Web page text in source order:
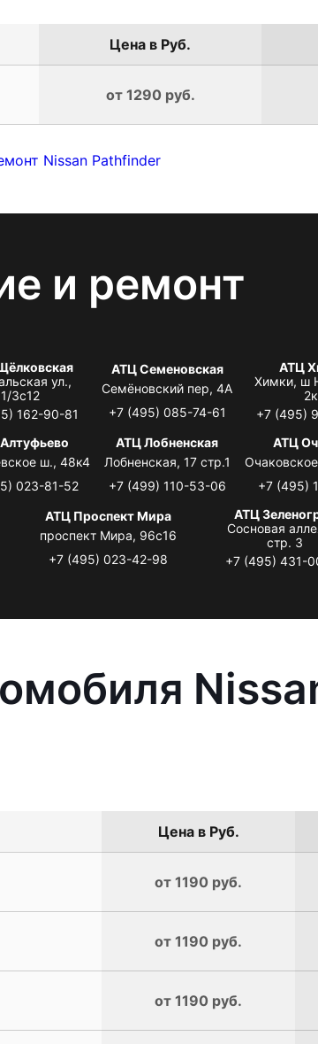
Цена в Руб.
от 1290 руб.
Nissan Pathfinder
и ремонт
ул.,
1/3с12
162-90-81
АТЦ Семеновская
Семёновский пер, 4А
+7 (495) 085-74-61
АТЦ
Химки, ш
+7 (495)
ш., 48к4
023-81-52
АТЦ Лобненская
Лобненская, 17 стр.1
+7 (499) 110-53-06
АТЦ
+7 (495)
АТЦ Проспект Мира
проспект Мира, 96с16
+7 (495) 023-42-98
АТЦ
Сосновая
стр. 3
+7 (495) 431-
Цена в Руб.
от 1190 руб.
от 1190 руб.
от 1190 руб.